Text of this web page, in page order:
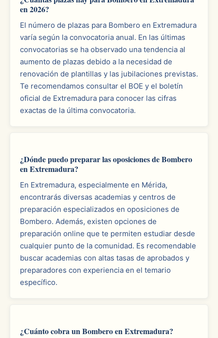
en 2026?
El número de plazas para Bombero en Extremadura
varía según la convocatoria anual. En las últimas
convocatorias se ha observado una tendencia al
aumento de plazas debido a la necesidad de
renovación de plantillas y las jubilaciones previstas.
Te recomendamos consultar el BOE y el boletín
oficial de Extremadura para conocer las cifras
exactas de la última convocatoria.
¿Dónde puedo preparar las oposiciones de Bombero
en Extremadura?
En Extremadura, especialmente en Mérida,
encontrarás diversas academias y centros de
preparación especializados en oposiciones de
Bombero. Además, existen opciones de
preparación online que te permiten estudiar desde
cualquier punto de la comunidad. Es recomendable
buscar academias con altas tasas de aprobados y
preparadores con experiencia en el temario
específico.
¿Cuánto cobra un Bombero en Extremadura?